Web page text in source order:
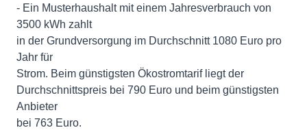
- Ein Musterhaushalt mit einem Jahresverbrauch von
3500 kWh zahlt
in der Grundversorgung im Durchschnitt 1080 Euro pro
Jahr für
Strom. Beim günstigsten Ökostromtarif liegt der
Durchschnittspreis bei 790 Euro und beim günstigsten
Anbieter
bei 763 Euro.